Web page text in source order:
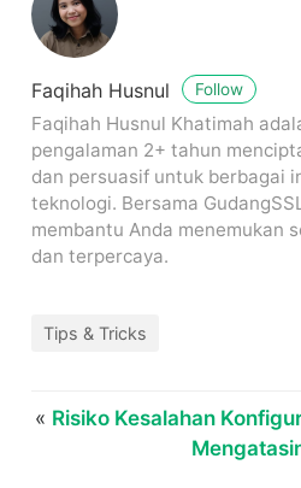
Faqihah Husnul Follow
Faqihah Husnul Khatimah
pengalaman 2+ tahun
dan persuasif untuk berbagai
teknologi. Bersama
membantu Anda menemukan
dan terpercaya.
Tips & Tricks
« Risiko Kesalahan